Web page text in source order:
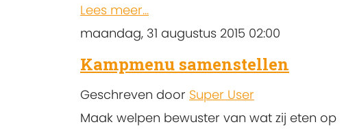
Lees meer...
maandag, 31 augustus 2015 02:00
Kampmenu samenstellen
Geschreven door Super User
Maak welpen bewuster van wat zij eten op